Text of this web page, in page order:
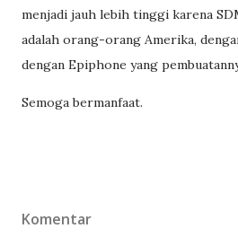
menjadi jauh lebih tinggi karena
adalah orang-orang Amerika,
dengan Epiphone yang
Semoga bermanfaat.
Komentar